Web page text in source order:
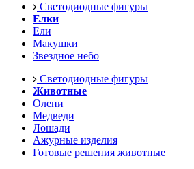
Светодиодные фигуры
Елки
Ели
Макушки
Звездное небо
Светодиодные фигуры
Животные
Олени
Медведи
Лошади
Ажурные изделия
Готовые решения животные